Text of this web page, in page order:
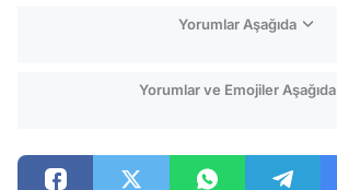
Yorumlar Aşağıda
Yorumlar ve Emojiler Aşağıda